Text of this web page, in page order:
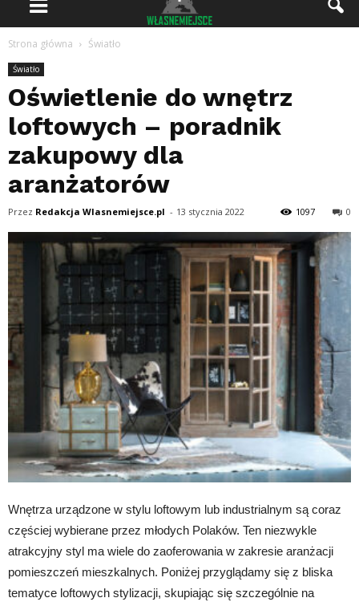
Strona główna Światło
Światło
Oświetlenie do wnętrz
loftowych – poradnik
zakupowy dla
aranżatorów
Przez Redakcja Wlasnemiejsce.pl - 13 stycznia 2022 0
1097
Wnętrza urządzone w stylu loftowym lub industrialnym są coraz
częściej wybierane przez młodych Polaków. Ten niezwykle
atrakcyjny styl ma wiele do zaoferowania w zakresie aranżacji
pomieszczeń mieszkalnych. Poniżej przyglądamy się z bliska
tematyce loftowych stylizacji, skupiając się szczególnie na